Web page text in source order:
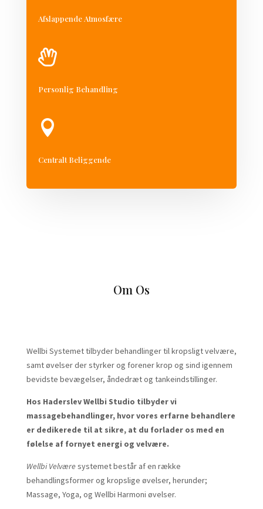
Afslappende Atmosfære

Personlig Behandling

Centralt Beliggende
Om Os
Wellbi Systemet tilbyder behandlinger til kropsligt velvære,
samt øvelser der styrker og forener krop og sind igennem
bevidste bevægelser, åndedræt og tankeindstillinger.
Hos Haderslev Wellbi Studio tilbyder vi
massagebehandlinger, hvor vores erfarne behandlere
er dedikerede til at sikre, at du forlader os med en
følelse af fornyet energi og velvære.
Wellbi Velværesystemet består af en række
behandlingsformer og kropslige øvelser, herunder;
Massage, Yoga, og Wellbi Harmoni øvelser.